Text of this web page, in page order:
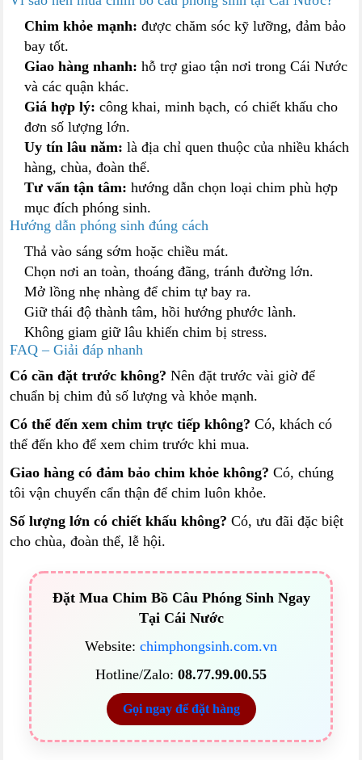
Chim khỏe mạnh: được chăm sóc kỹ lưỡng, đảm bảo
bay tốt.
Giao hàng nhanh: hỗ trợ giao tận nơi trong Cái Nước
và các quận khác.
Giá hợp lý: công khai, minh bạch, có chiết khấu cho
đơn số lượng lớn.
Uy tín lâu năm: là địa chỉ quen thuộc của nhiều khách
hàng, chùa, đoàn thể.
Tư vấn tận tâm: hướng dẫn chọn loại chim phù hợp
mục đích phóng sinh.
Hướng dẫn phóng sinh đúng cách
Thả vào sáng sớm hoặc chiều mát.
Chọn nơi an toàn, thoáng đãng, tránh đường lớn.
Mở lồng nhẹ nhàng để chim tự bay ra.
Giữ thái độ thành tâm, hồi hướng phước lành.
Không giam giữ lâu khiến chim bị stress.
FAQ – Giải đáp nhanh
Có cần đặt trước không? Nên đặt trước vài giờ để
chuẩn bị chim đủ số lượng và khỏe mạnh.
Có thể đến xem chim trực tiếp không? Có, khách có
thể đến kho để xem chim trước khi mua.
Giao hàng có đảm bảo chim khỏe không? Có, chúng
tôi vận chuyển cẩn thận để chim luôn khỏe.
Số lượng lớn có chiết khấu không? Có, ưu đãi đặc biệt
cho chùa, đoàn thể, lễ hội.
Đặt Mua Chim Bồ Câu Phóng Sinh Ngay
Tại Cái Nước
Website: chimphongsinh.com.vn
Hotline/Zalo: 08.77.99.00.55
Gọi ngay để đặt hàng